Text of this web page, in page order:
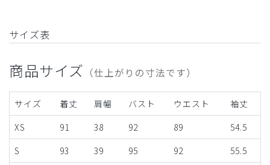
サイズ表
商品サイズ （仕上がりの寸法です）
サイズ 着丈 肩幅 バスト ウエスト
袖丈
XS
91 38 92 89
54.5
S
93 39 95 92
55.5